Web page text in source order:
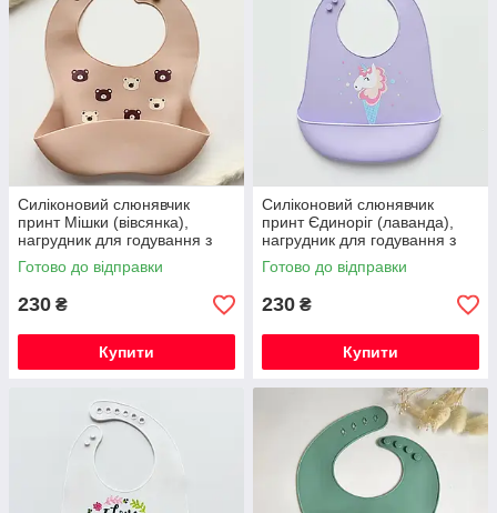
Силіконовий слюнявчик
принт Мішки (вівсянка),
нагрудник для годування з
кишенею
Готово до відправки
230 ₴
Купити
Силіконовий слюнявчик
принт Єдиноріг (лаванда),
нагрудник для годування з
кишенею
Готово до відправки
230 ₴
Купити